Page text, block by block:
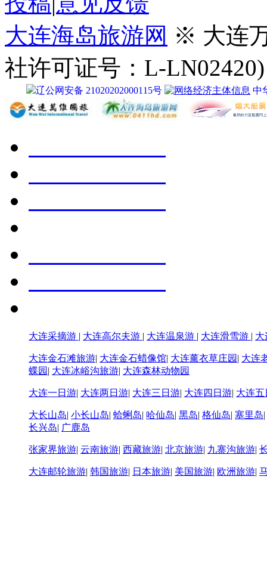
大连海岛旅游网 ※ 大连
社许可证号：L-LN02420)
辽公网安备 21020202000115号 中
大连采摘游 | 大连高尔夫游 | 大连温泉游 | 大连滑雪游 |
大连金石滩旅游| 大连金石蜡像馆| 大连薰衣草庄园 | 大连
蝶园 | 大连冰峪沟旅游| 大连森林动物园
大连一日游| 大连两日游| 大连三日游| 大连四日游| 大连五
大长山岛| 小长山岛| 蛤蜊岛| 哈仙岛| 黑岛| 格仙岛| 塞里岛|
长兴岛| 广鹿岛
张家界旅游| 云南旅游| 西藏旅游| 北京旅游| 九寨沟旅游|
大连邮轮旅游| 韩国旅游| 日本旅游| 美国旅游| 欧洲旅游|